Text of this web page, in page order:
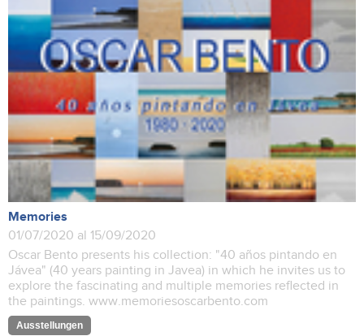
Memories
01/07/2020 al 15/09/2020
Oscar Bento presents his collection: "40 años pintando en
Jávea" (40 years painting in Javea) in which he invites us to
explore the fascinating and multiple memories reflected in
the paintings. www.memoriesoscarbento.com
Ausstellungen